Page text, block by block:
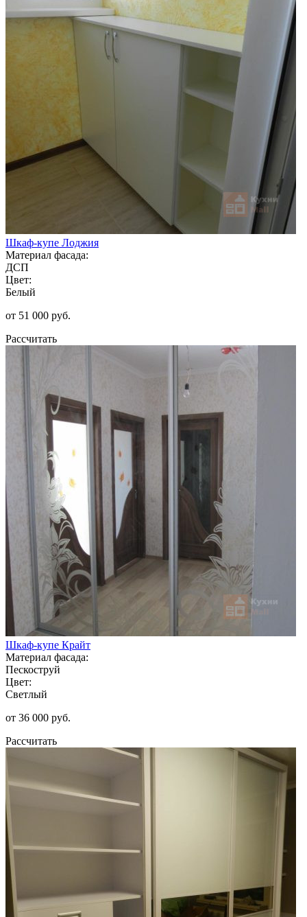
Шкаф-купе Лоджия
Материал фасада:
ДСП
Цвет:
Белый
от 51 000 руб.
Рассчитать
Шкаф-купе Крайт
Материал фасада:
Пескоструй
Цвет:
Светлый
от 36 000 руб.
Рассчитать